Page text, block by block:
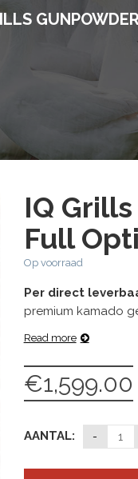
IQ
Full
Op voorraad
Per direct
premium kamado
Read more
€1,599.00
AANTAL: